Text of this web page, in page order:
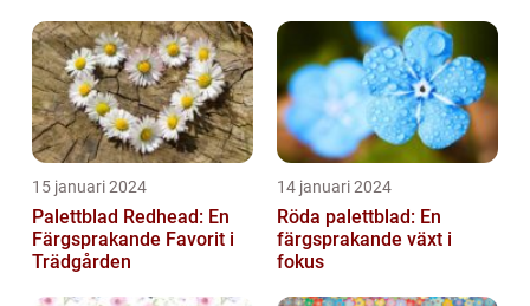
15 januari 2024
Palettblad Redhead: En
Färgsprakande Favorit i
Trädgården
14 januari 2024
Röda palettblad: En
färgsprakande växt i
fokus